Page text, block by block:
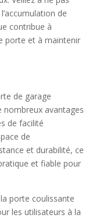
de
contribue à
porte et à maintenir
de garage
nombreux avantages
de facilité
de
et durabilité, ce
et fiable pour
porte coulissante
les utilisateurs à la